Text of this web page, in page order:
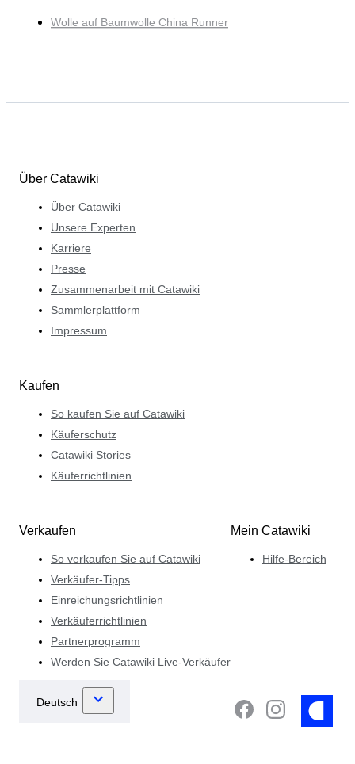
Wolle auf Baumwolle China Runner
Über Catawiki
Über Catawiki
Unsere Experten
Karriere
Presse
Zusammenarbeit mit Catawiki
Sammlerplattform
Impressum
Kaufen
So kaufen Sie auf Catawiki
Käuferschutz
Catawiki Stories
Käuferrichtlinien
Verkaufen
So verkaufen Sie auf Catawiki
Verkäufer-Tipps
Einreichungsrichtlinien
Verkäuferrichtlinien
Partnerprogramm
Werden Sie Catawiki Live-Verkäufer
Mein Catawiki
Hilfe-Bereich